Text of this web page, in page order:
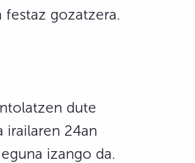
gozatzera.
dute
irailaren 24an
izango da.